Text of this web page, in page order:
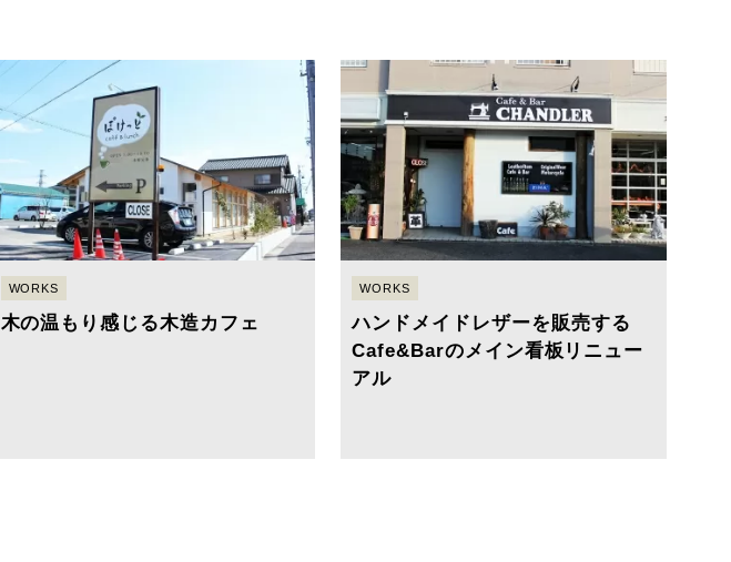
WORKS
木の温もり感じる木造カフェ
WORKS
ハンドメイドレザーを販売する
Cafe&Barのメイン看板リニュー
アル